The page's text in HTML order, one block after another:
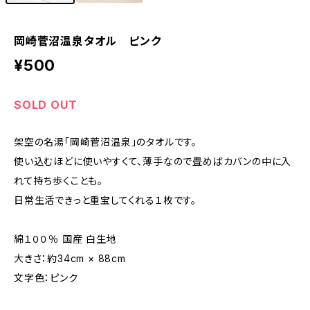
岡崎菅沼温泉タオル ピンク
¥500
SOLD OUT
架空の名湯「岡崎菅沼温泉」のタオルです。
使い込むほどに使いやすくて、薄手なので畳めばカバンの中に入
れて持ち歩くことも。
日常生活できっと重宝してくれる１枚です。
綿１００％ 国産 白生地
大きさ：約34cm × 88cm
文字色：ピンク